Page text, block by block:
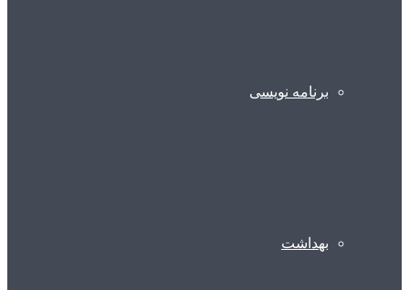
برنامه نویسی
بهداشت